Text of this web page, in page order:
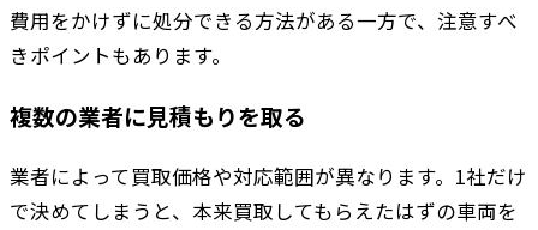
費用をかけずに処分できる方法がある一方で、注意すべ
きポイントもあります。
複数の業者に見積もりを取る
業者によって買取価格や対応範囲が異なります。1社だけ
で決めてしまうと、本来買取してもらえたはずの車両を